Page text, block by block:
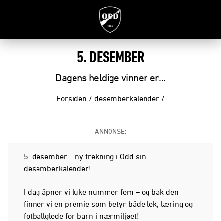
5. DESEMBER
Dagens heldige vinner er...
Forsiden / desemberkalender /
ANNONSE:
5. desember – ny trekning i Odd sin
desemberkalender!
I dag åpner vi luke nummer fem – og bak den
finner vi en premie som betyr både lek, læring og
fotballglede for barn i nærmiljøet!